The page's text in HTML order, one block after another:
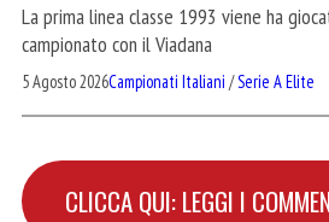
La prima linea classe 1993 viene ha
campionato con il Viadana
5 Agosto 2026Campionati Italiani /Serie A Elite
CLICCA QUI: LEGGI I